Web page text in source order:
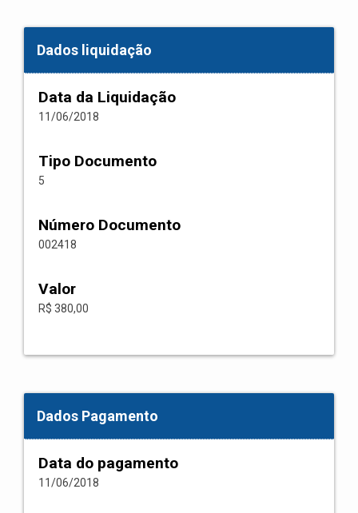
Dados liquidação
Data da Liquidação
11/06/2018
Tipo Documento
5
Número Documento
002418
Valor
R$ 380,00
Dados Pagamento
Data do pagamento
11/06/2018